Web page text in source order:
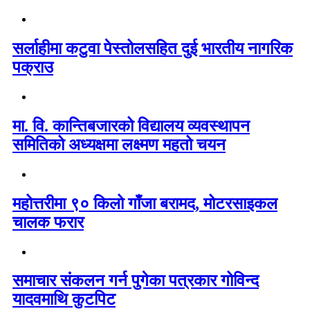
सर्लाहीमा कटुवा पेस्तोलसहित दुई भारतीय नागरिक
पक्राउ
मा. वि. कान्तिबजारको विद्यालय व्यवस्थापन
समितिको अध्यक्षमा लक्ष्मण महतो चयन
महोत्तरीमा ९० किलो गाँजा बरामद, मोटरसाइकल
चालक फरार
समाचार संकलन गर्न पुगेका पत्रकार गोविन्द
यादवमाथि कुटपिट